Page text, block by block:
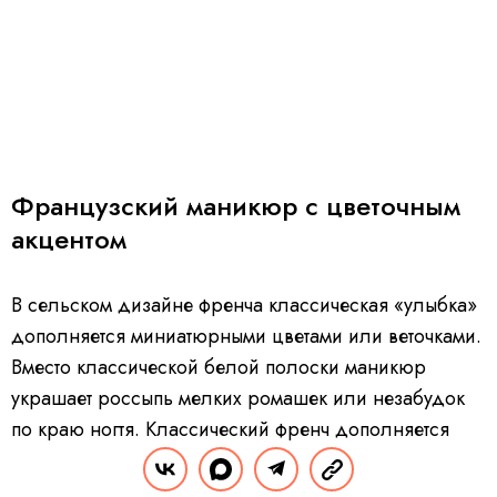
Французский маникюр с цветочным
акцентом
В сельском дизайне френча классическая «улыбка»
дополняется миниатюрными цветами или веточками.
Вместо классической белой полоски маникюр
украшает россыпь мелких ромашек или незабудок
по краю ногтя. Классический френч дополняется
ручной росписью или стемпингом. Вместо белого
лака можно использовать любые пастельные